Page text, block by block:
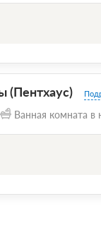
(Пентхаус)
Ванная комната в